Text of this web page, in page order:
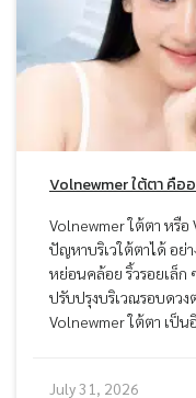
Volnewmer ใต้ตา คือ
Volnewmer ใต้ตา หรือ
ปัญหาบริเวใต้ตาได้ อย่
หย่อนคล้อย ริ้วรอยเล็ก
ปรับปรุงบริเวณรอบดว
Volnewmer ใต้ตา เป็น
เสีย ผลลัพธ์ และตัดสินใ
July 31, 2026